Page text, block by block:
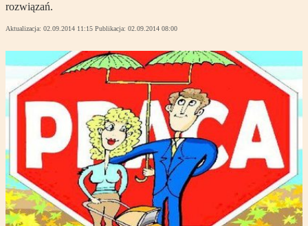
rozwiązań.
Aktualizacja: 02.09.2014 11:15 Publikacja: 02.09.2014 08:00